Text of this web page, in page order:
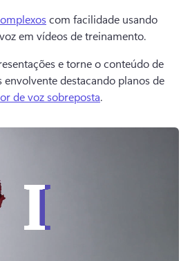
com facilidade usando
em vídeos de treinamento.
e torne o conteúdo de
envolvente destacando planos de
de voz sobreposta.